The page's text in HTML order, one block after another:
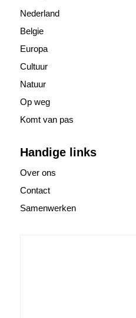
Nederland
Belgie
Europa
Cultuur
Natuur
Op weg
Komt van pas
Handige links
Over ons
Contact
Samenwerken